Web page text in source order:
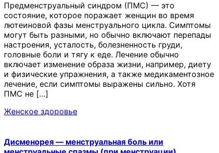
Предменструальный синдром (ПМС) — это
состояние, которое поражает женщин во время
лютеиновой фазы менструального цикла. Симптомы
могут быть разными, но обычно включают перепады
настроения, усталость, болезненность груди,
головные боли и тягу к еде. Лечение обычно
включает изменение образа жизни, например, диету
и физические упражнения, а также медикаментозное
лечение, если симптомы выражены сильно. Хотя
ПМС не […]
Женское здоровье
Дисменорея — менструальная боль или